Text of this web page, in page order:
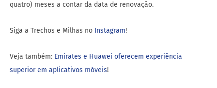
quatro) meses a contar da data de renovação.
Siga a Trechos e Milhas no Instagram!
Veja também: Emirates e Huawei oferecem experiência
superior em aplicativos móveis!